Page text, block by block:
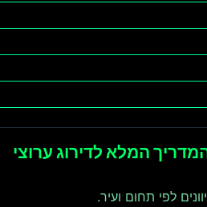
המלא לדירוג ערוצי
לפי תחום ועיר.